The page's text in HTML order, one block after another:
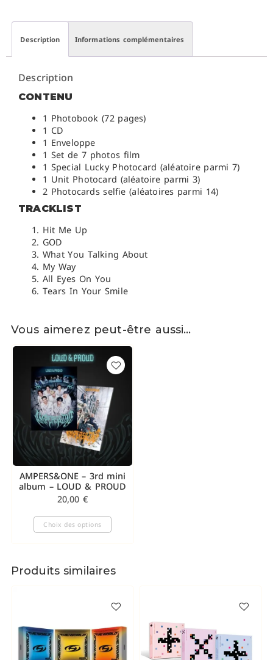
Description Informations complémentaires
Description
CONTENU
1 Photobook (72 pages)
1 CD
1 Enveloppe
1 Set de 7 photos film
1 Special Lucky Photocard (aléatoire parmi 7)
1 Unit Photocard (aléatoire parmi 3)
2 Photocards selfie (aléatoires parmi 14)
TRACKLIST
Hit Me Up
GOD
What You Talking About
My Way
All Eyes On You
Tears In Your Smile
Vous aimerez peut-être aussi…
AMPERS&ONE – 3rd mini
album – LOUD & PROUD
20,00 €
Choix des options
Produits similaires